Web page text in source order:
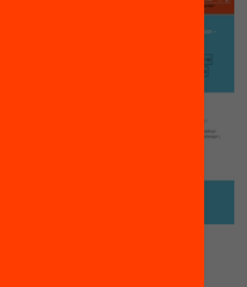
Qui és qui: Imma Marín